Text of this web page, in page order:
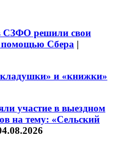
СЗФО решили свои
помощью Сбера |
и «книжки»
участие в выездном
на тему: «Сельский